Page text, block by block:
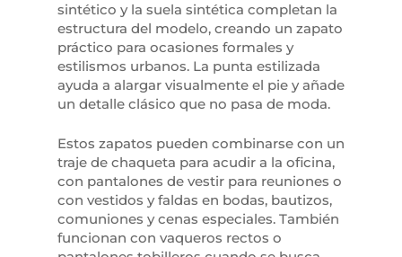
sintético y la suela sintética completan la
estructura del modelo, creando un zapato
práctico para ocasiones formales y
estilismos urbanos. La punta estilizada
ayuda a alargar visualmente el pie y añade
un detalle clásico que no pasa de moda.
Estos zapatos pueden combinarse con un
traje de chaqueta para acudir a la oficina,
con pantalones de vestir para reuniones o
con vestidos y faldas en bodas, bautizos,
comuniones y cenas especiales. También
funcionan con vaqueros rectos o